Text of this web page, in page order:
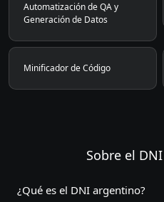
Automatización de QA y
Generación de Datos
Minificador de Código
Sobre el
¿Qué es el DNI argentino?